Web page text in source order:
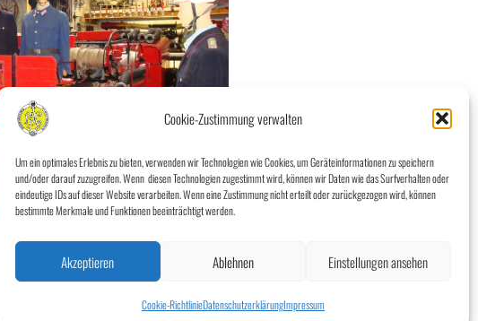
Cookie-Zustimmung verwalten
Um ein optimales Erlebnis zu bieten, verwenden wir Technologien wie Cookies, um Geräteinformationen zu speichern
und/oder darauf zuzugreifen. Wenn diesen Technologien zugestimmt wird, können wir Daten wie das Surfverhalten oder
eindeutige IDs auf dieser Website verarbeiten. Wenn eine Zustimmung nicht erteilt oder zurückgezogen wird, können
bestimmte Merkmale und Funktionen beeinträchtigt werden.
Akzeptieren Ablehnen Einstellungen ansehen
Cookie-RichtlinieDatenschutzerklärungImpressum